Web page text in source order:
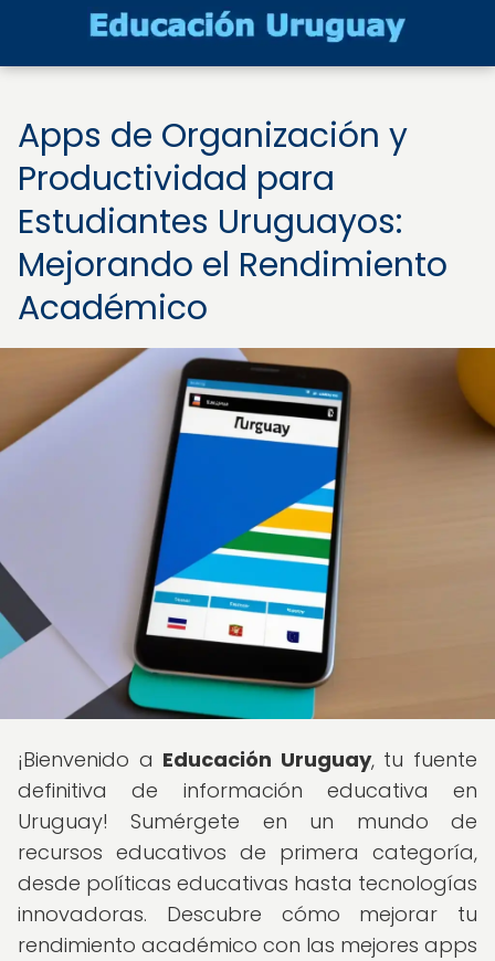
Apps de Organización y
Productividad para
Estudiantes Uruguayos:
Mejorando el Rendimiento
Académico
¡Bienvenido a Educación Uruguay, tu fuente
definitiva de información educativa en
Uruguay! Sumérgete en un mundo de
recursos educativos de primera categoría,
desde políticas educativas hasta tecnologías
innovadoras. Descubre cómo mejorar tu
rendimiento académico con las mejores apps